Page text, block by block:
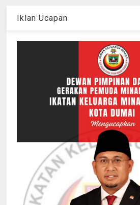
Iklan Ucapan